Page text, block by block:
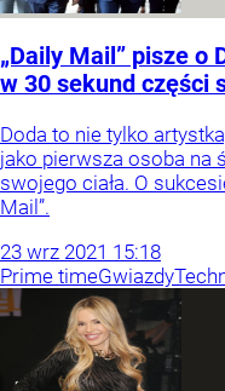
„Daily Mail” pisze o
w 30 sekund części
Doda to nie tylko
jako pierwsza osoba na
swojego ciała. O
Mail”.
23 wrz 2021 15:18
Prime timeGwiazdy